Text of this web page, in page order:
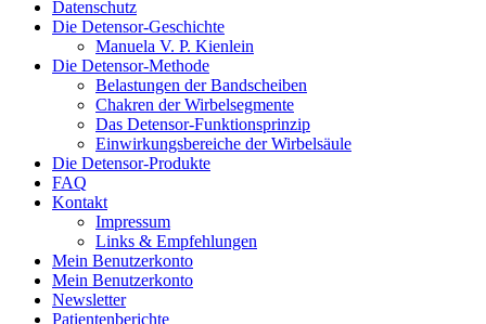
Datenschutz
Die Detensor-Geschichte
Manuela V. P. Kienlein
Die Detensor-Methode
Belastungen der Bandscheiben
Chakren der Wirbelsegmente
Das Detensor-Funktionsprinzip
Einwirkungsbereiche der Wirbelsäule
Die Detensor-Produkte
FAQ
Kontakt
Impressum
Links & Empfehlungen
Mein Benutzerkonto
Mein Benutzerkonto
Newsletter
Patientenberichte